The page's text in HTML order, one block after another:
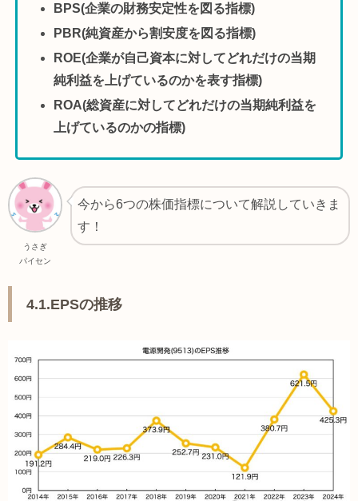
BPS(企業の財務安定性を図る指標)
PBR(純資産から割安度を図る指標)
ROE(企業が自己資本に対してどれだけの当期
純利益を上げているのかを表す指標)
ROA(総資産に対してどれだけの当期純利益を
上げているのかの指標)
うさぎ
パイセン
今から6つの株価指標について解説していきま
す！
4.1.EPSの推移